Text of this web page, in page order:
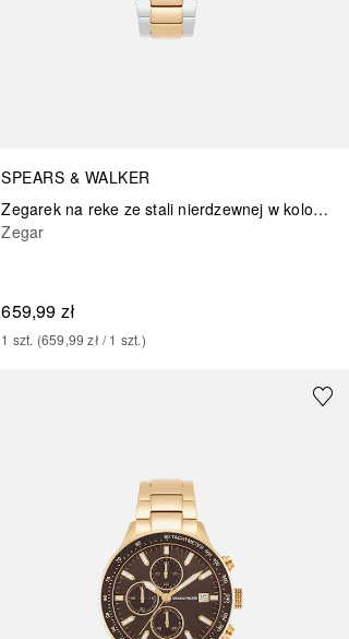
SPEARS & WALKER
Zegarek na reke ze stali nierdzewnej w kolorze srebrno/zlotym
Zegar
659,99 zł
1 szt. (659,99 zł / 1 szt.)